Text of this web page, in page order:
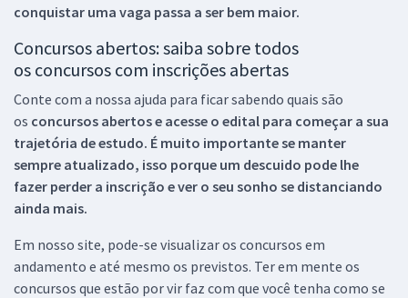
conquistar uma vaga passa a ser bem maior.
Concursos abertos: saiba sobre todos
os concursos com inscrições abertas
Conte com a nossa ajuda para ficar sabendo quais são
os concursos abertos e acesse o edital para começar a sua
trajetória de estudo. É muito importante se manter
sempre atualizado, isso porque um descuido pode lhe
fazer perder a inscrição e ver o seu sonho se distanciando
ainda mais.
Em nosso site, pode-se visualizar os concursos em
andamento e até mesmo os previstos. Ter em mente os
concursos que estão por vir faz com que você tenha como se